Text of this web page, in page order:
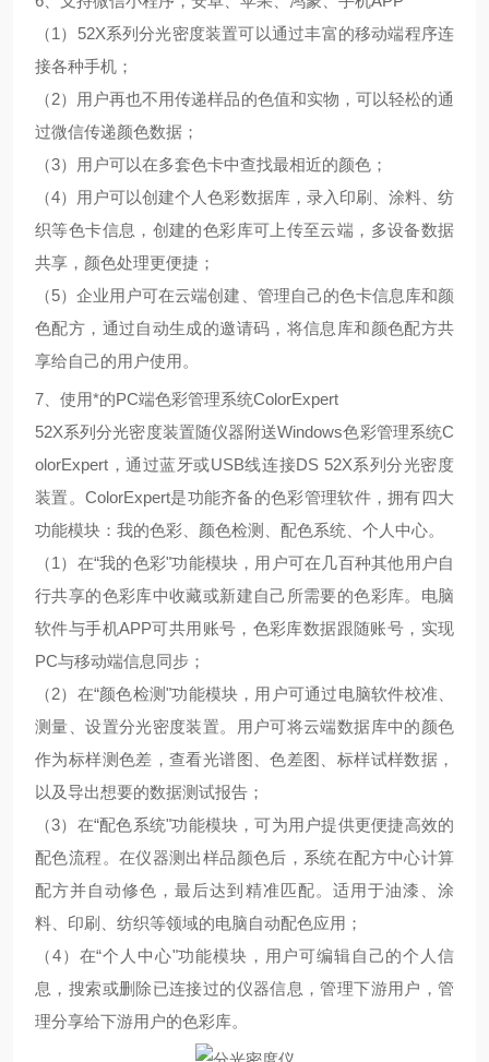
（1）52X系列分光密度装置可以通过丰富的移动端程序连
接各种手机；
（2）用户再也不用传递样品的色值和实物，可以轻松的通
过微信传递颜色数据；
（3）用户可以在多套色卡中查找最相近的颜色；
（4）用户可以创建个人色彩数据库，录入印刷、涂料、纺
织等色卡信息，创建的色彩库可上传至云端，多设备数据
共享，颜色处理更便捷；
（5）企业用户可在云端创建、管理自己的色卡信息库和颜
色配方，通过自动生成的邀请码，将信息库和颜色配方共
享给自己的用户使用。
7、使用*的PC端色彩管理系统ColorExpert
52X系列分光密度装置随仪器附送Windows色彩管理系统C
olorExpert，通过蓝牙或USB线连接DS 52X系列分光密度
装置。ColorExpert是功能齐备的色彩管理软件，拥有四大
功能模块：我的色彩、颜色检测、配色系统、个人中心。
（1）在“我的色彩"功能模块，用户可在几百种其他用户自
行共享的色彩库中收藏或新建自己所需要的色彩库。电脑
软件与手机APP可共用账号，色彩库数据跟随账号，实现
PC与移动端信息同步；
（2）在“颜色检测"功能模块，用户可通过电脑软件校准、
测量、设置分光密度装置。用户可将云端数据库中的颜色
作为标样测色差，查看光谱图、色差图、标样试样数据，
以及导出想要的数据测试报告；
（3）在“配色系统"功能模块，可为用户提供更便捷高效的
配色流程。在仪器测出样品颜色后，系统在配方中心计算
配方并自动修色，最后达到精准匹配。适用于油漆、涂
料、印刷、纺织等领域的电脑自动配色应用；
（4）在“个人中心"功能模块，用户可编辑自己的个人信
息，搜索或删除已连接过的仪器信息，管理下游用户，管
理分享给下游用户的色彩库。